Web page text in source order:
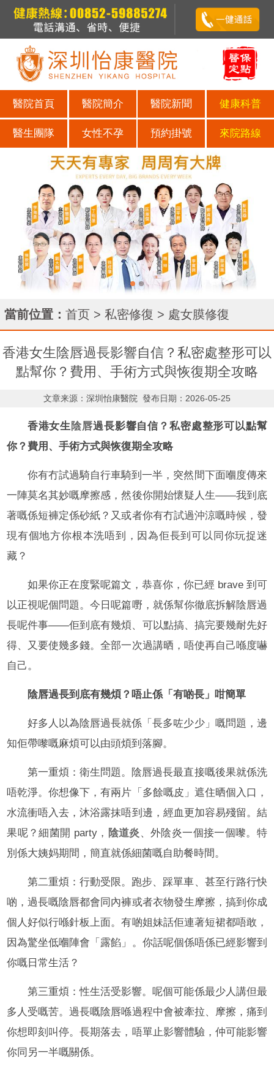
醫院首頁 醫院簡介 醫院新聞 健康科普
醫生團隊 女性不孕 預約掛號 來院路線
當前位置： 首页 > 私密修復 > 處女膜修復
香港女生陰唇過長影響自信？私密處整形可以
點幫你？費用、手術方式與恢復期全攻略
文章来源：深圳怡康醫院 發布日期：2026-05-25
香港女生陰唇過長影響自信？私密處整形可以點幫
你？費用、手術方式與恢復期全攻略
你有冇試過騎自行車騎到一半，突然間下面嗰度傳來
一陣莫名其妙嘅摩擦感，然後你開始懷疑人生——我到底
著嘅係短褲定係砂紙？又或者你有冇試過沖涼嘅時候，發
現有個地方你根本洗唔到，因為佢長到可以同你玩捉迷
藏？
如果你正在度緊呢篇文，恭喜你，你已經 brave 到可
以正視呢個問題。今日呢篇嘢，就係幫你徹底拆解陰唇過
長呢件事——佢到底有幾煩、可以點搞、搞完要幾耐先好
得、又要使幾多錢。全部一次過講晒，唔使再自己喺度嚇
自己。
陰唇過長到底有幾煩？唔止係「有啲長」咁簡單
好多人以為陰唇過長就係「長多咗少少」嘅問題，邊
知佢帶嚟嘅麻煩可以由頭煩到落腳。
第一重煩：衛生問題。陰唇過長最直接嘅後果就係洗
唔乾淨。你想像下，有兩片「多餘嘅皮」遮住晒個入口，
水流衝唔入去，沐浴露抹唔到邊，經血更加容易殘留。結
果呢？細菌開 party， 陰道炎 、外陰炎一個接一個嚟。特
別係大姨妈期間，簡直就係細菌嘅自助餐時間。
第二重煩：行動受限。跑步、踩單車、甚至行路行快
啲，過長嘅陰唇都會同內褲或者衣物發生摩擦，搞到你成
個人好似行喺針板上面。有啲姐妹話佢連著短裙都唔敢，
因為驚坐低嗰陣會「露餡」。你話呢個係唔係已經影響到
你嘅日常生活？
第三重煩：性生活受影響。呢個可能係最少人講但最
多人受嘅苦。過長嘅陰唇喺過程中會被牽拉、摩擦，痛到
你想即刻叫停。長期落去，唔單止影響體驗，仲可能影響
你同另一半嘅關係。